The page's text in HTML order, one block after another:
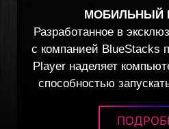
МОБИЛЬНЫЙ
Разработанное в
с компанией BlueStacks
Player наделяет
способностью